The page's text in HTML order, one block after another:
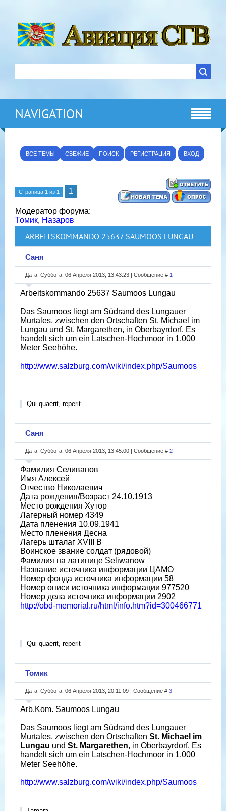
NAVIGATION
ВСЕ ТЕМЫ СВЕЖИЕ ПОИСК РЕГИСТРАЦИЯ ВХОД
Страница 1 из 1 1
Модератор форума:
Томик, Назаров
ARBEITSKOMMANDO 25637 SAUMOOS LUNGAU
Саня
Дата: Суббота, 06 Апреля 2013, 13:43:23 | Сообщение # 1
Arbeitskommando 25637 Saumoos Lungau
Das Saumoos liegt am Südrand des Lungauer
Murtales, zwischen den Ortschaften St. Michael im
Lungau und St. Margarethen, in Oberbayrdorf. Es
handelt sich um ein Latschen-Hochmoor in 1.000
Meter Seehöhe.
http://www.salzburg.com/wiki/index.php/Saumoos
Qui quaerit, reperit
Саня
Дата: Суббота, 06 Апреля 2013, 13:45:00 | Сообщение # 2
Фамилия Селиванов
Имя Алексей
Отчество Николаевич
Дата рождения/Возраст 24.10.1913
Место рождения Хутор
Лагерный номер 4349
Дата пленения 10.09.1941
Место пленения Десна
Лагерь шталаг XVIII B
Воинское звание солдат (рядовой)
Фамилия на латинице Seliwanow
Название источника информации ЦАМО
Номер фонда источника информации 58
Номер описи источника информации 977520
Номер дела источника информации 2902
http://obd-memorial.ru/html/info.htm?id=300466771
Qui quaerit, reperit
Томик
Дата: Суббота, 06 Апреля 2013, 20:11:09 | Сообщение # 3
Arb.Kom. Saumoos Lungau
Das Saumoos liegt am Südrand des Lungauer
Murtales, zwischen den Ortschaften St. Michael im
Lungau und St. Margarethen, in Oberbayrdorf. Es
handelt sich um ein Latschen-Hochmoor in 1.000
Meter Seehöhe.
http://www.salzburg.com/wiki/index.php/Saumoos